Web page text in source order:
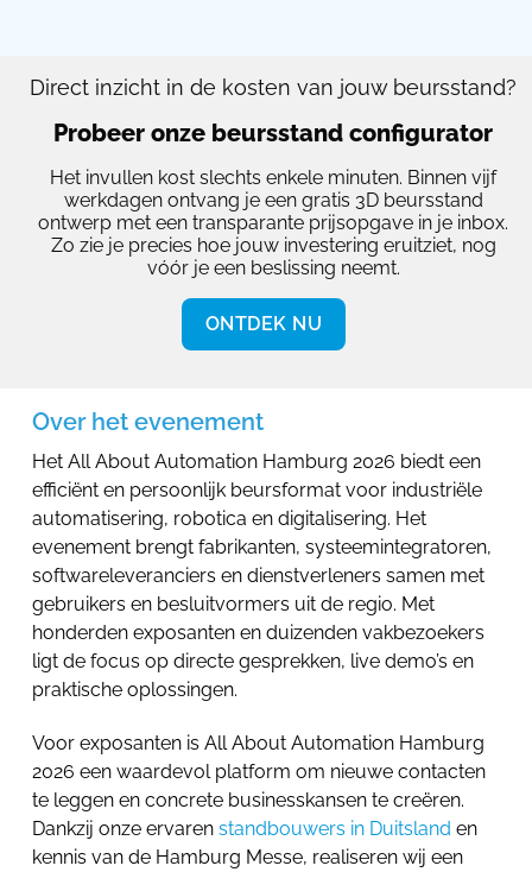
Direct inzicht in de kosten van jouw beursstand?
Probeer onze beursstand configurator
Het invullen kost slechts enkele minuten. Binnen vijf
werkdagen ontvang je een gratis 3D beursstand
ontwerp met een transparante prijsopgave in je inbox.
Zo zie je precies hoe jouw investering eruitziet, nog
vóór je een beslissing neemt.
ONTDEK NU
Over het evenement
Het All About Automation Hamburg 2026 biedt een
efficiënt en persoonlijk beursformat voor industriële
automatisering, robotica en digitalisering. Het
evenement brengt fabrikanten, systeemintegratoren,
softwareleveranciers en dienstverleners samen met
gebruikers en besluitvormers uit de regio. Met
honderden exposanten en duizenden vakbezoekers
ligt de focus op directe gesprekken, live demo’s en
praktische oplossingen.
Voor exposanten is All About Automation Hamburg
2026 een waardevol platform om nieuwe contacten
te leggen en concrete businesskansen te creëren.
Dankzij onze ervaren standbouwers in Duitsland en
kennis van de Hamburg Messe, realiseren wij een